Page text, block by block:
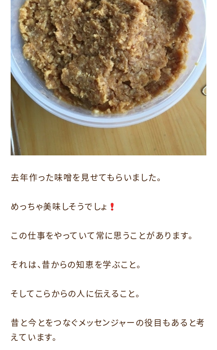
去年作った味噌を見せてもらいました。
めっちゃ美味しそうでしょ
この仕事をやっていて常に思うことがあります。
それは、昔からの知恵を学ぶこと。
そしてこらからの人に伝えること。
昔と今とをつなぐメッセンジャーの役目もあると考
えています。